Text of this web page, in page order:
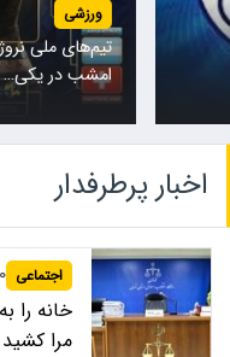
ورزشی
تیم‌های ملی
امشب در یکی…
اخبار پرطرفدار
اجتماعی
خانه را
مرا کشید